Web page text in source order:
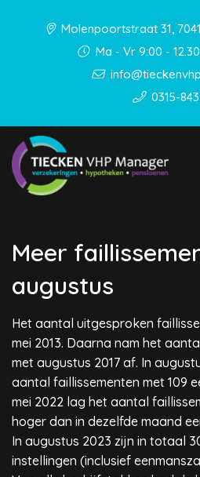
Molenpoortstraat 31,
Ma - Vr 9:00 -
0315-
Meer
augustus
Het aantal uitgesproken
mei 2013. Daarna nam het
met augustus 2017 af. In
aantal faillissementen met 109
mei 2022 lag het aantal
hoger dan in dezelfde maand
In augustus 2023 zijn in totaal
instellingen (inclusief